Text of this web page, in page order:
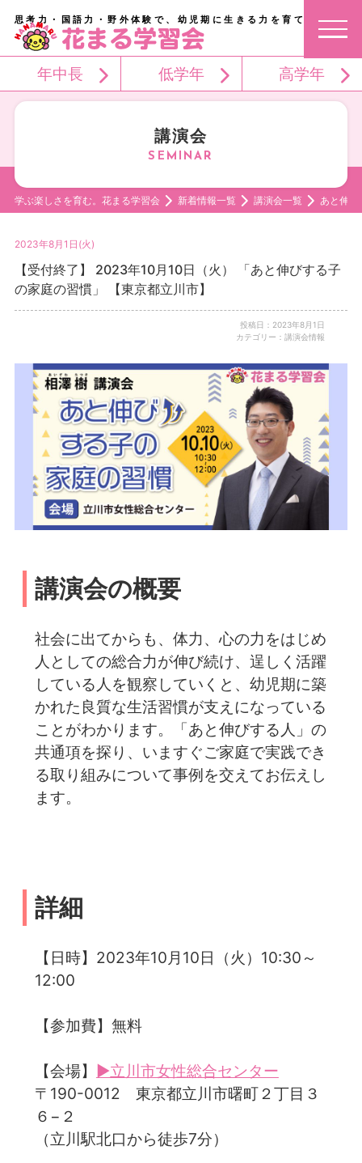
思考力・国語力・野外体験で、幼児期に生きる力を育てる。
年中長 低学年 高学年
講演会
学ぶ楽しさを育む。花まる学習会 新着情報一覧 講演会一覧 あと伸び
2023年8月1日(火)
【受付終了】 2023年10月10日（火） 「あと伸びする子
の家庭の習慣」 【東京都立川市】
投稿日：2023年8月1日
カテゴリー：講演会情報
講演会の概要
社会に出てからも、体力、心の力をはじめ
人としての総合力が伸び続け、逞しく活躍
している人を観察していくと、幼児期に築
かれた良質な生活習慣が支えになっている
ことがわかります。「あと伸びする人」の
共通項を探り、いますぐご家庭で実践でき
る取り組みについて事例を交えてお伝えし
ます。
詳細
【日時】2023年10月10日（火）10:30～
12:00
【参加費】無料
【会場】 ▶立川市女性総合センター
〒190-0012 東京都立川市曙町２丁目３
６−２
（立川駅北口から徒歩7分）